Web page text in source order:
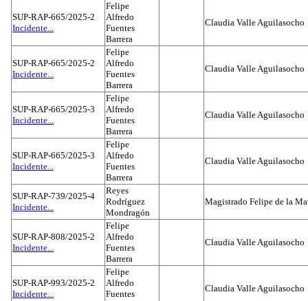
SUP-RAP-665/2025-2
Incidente...
Felipe
Alfredo
Fuentes
Barrera
Claudia Valle Aguilasocho
SUP-RAP-665/2025-2
Incidente...
Felipe
Alfredo
Fuentes
Barrera
Claudia Valle Aguilasocho
SUP-RAP-665/2025-3
Incidente...
Felipe
Alfredo
Fuentes
Barrera
Claudia Valle Aguilasocho
SUP-RAP-665/2025-3
Incidente...
Felipe
Alfredo
Fuentes
Barrera
Claudia Valle Aguilasocho
SUP-RAP-739/2025-4
Incidente...
Reyes
Rodríguez
Mondragón
Magistrado Felipe de la
SUP-RAP-808/2025-2
Incidente...
Felipe
Alfredo
Fuentes
Barrera
Claudia Valle Aguilasocho
SUP-RAP-993/2025-2
Incidente...
Felipe
Alfredo
Fuentes
Claudia Valle Aguilasocho